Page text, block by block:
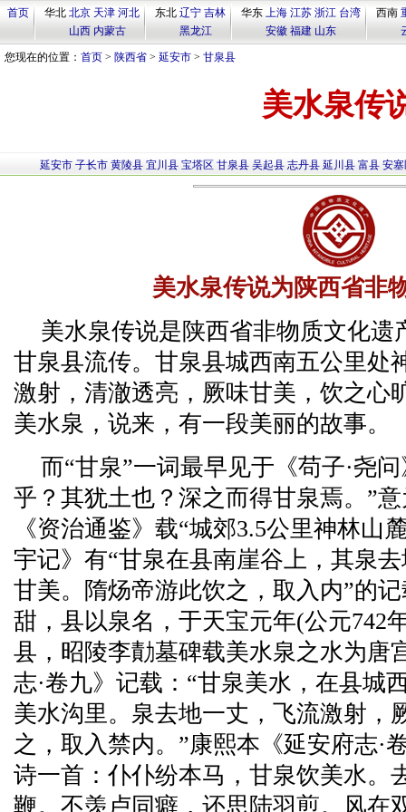
首页 华北 北京 天津 河北
山西 内蒙古
东北 辽宁 吉林
黑龙江
华东 上海 江苏 浙江 台湾
安徽 福建 山东
西南
您现在的位置： 首页 > 陕西省 > 延安市 > 甘泉县
美水泉传
延安市 子长市 黄陵县 宜川县 宝塔区 甘泉县 吴起县 志丹县 延川县 富县 安
美水泉传说为陕西省非
美水泉传说是陕西省非物质文化遗
甘泉县流传。甘泉县城西南五公里处
激射，清澈透亮，厥味甘美，饮之心
美水泉，说来，有一段美丽的故事。
而“甘泉”一词最早见于《苟子·尧
乎？其犹土也？深之而得甘泉焉。”
《资治通鉴》载“城郊3.5公里神林山
宇记》有“甘泉在县南崖谷上，其泉
甘美。隋炀帝游此饮之，取入内”的
甜，县以泉名，于天宝元年(公元742
县，昭陵李勣墓碑载美水泉之水为唐
志·卷九》记载：“甘泉美水，在县城
美水沟里。泉去地一丈，飞流激射，
之，取入禁内。”康熙本《延安府志·
诗一首：仆仆纷本马，甘泉饮美水。
鞭。不羡卢同癖，还思陆羽煎。风在